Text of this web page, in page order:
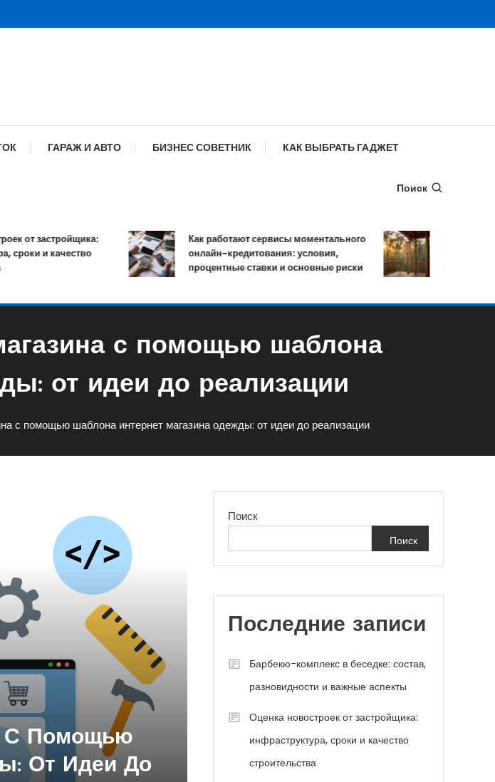
ГАРАЖ И АВТО БИЗНЕС СОВЕТНИК КАК ВЫБРАТЬ ГАДЖЕТ
Поиск
от застройщика:
и качество
Как работают сервисы моментального
онлайн-кредитования: условия,
процентные ставки и основные риски
Музыка ветра:
с помощью шаблона
от идеи до реализации
с помощью шаблона интернет магазина одежды: от идеи до реализации
С Помощью
От Идеи До
Поиск
Поиск
Последние записи
Барбекю-комплекс в беседке: состав,
разновидности и важные аспекты
Оценка новостроек от застройщика:
инфраструктура, сроки и качество
строительства